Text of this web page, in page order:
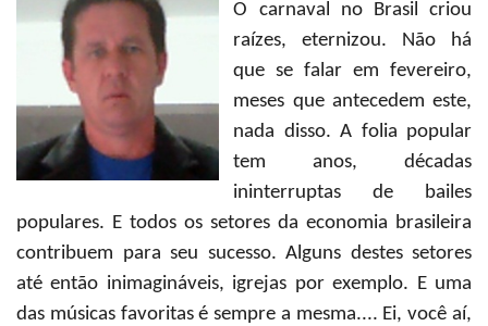
O carnaval no Brasil criou
raízes, eternizou. Não há
que se falar em fevereiro,
meses que antecedem este,
nada disso. A folia popular
tem anos, décadas
ininterruptas de bailes
populares. E todos os setores da economia brasileira
contribuem para seu sucesso. Alguns destes setores
até então inimagináveis, igrejas por exemplo. E uma
das músicas favoritas é sempre a mesma.... Ei, você aí,